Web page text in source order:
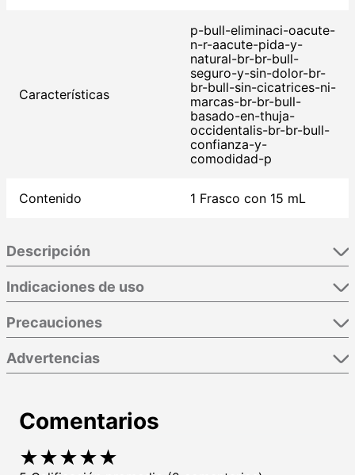
Características
p-bull-eliminaci-oacute-
n-r-aacute-pida-y-
natural-br-br-bull-
seguro-y-sin-dolor-br-
br-bull-sin-cicatrices-ni-
marcas-br-br-bull-
basado-en-thuja-
occidentalis-br-br-bull-
confianza-y-
comodidad-p
Contenido 1 Frasco con 15 mL
Descripción
Indicaciones de uso
Precauciones
Advertencias
Comentarios
★★★★★